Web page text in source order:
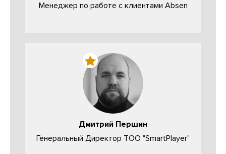
Менеджер по работе с клиентами Аbsen
Дмитрий Першин
Генеральный Директор ТОО "SmartPlayer"